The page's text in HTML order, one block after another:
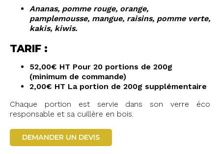
Ananas, pomme rouge, orange,
pamplemousse, mangue, raisins, pomme verte,
kakis, kiwis.
TARIF :
52,00€ HT Pour 20 portions de 200g
(minimum de commande)
2,00€ HT La portion de 200g supplémentaire
Chaque portion est servie dans son verre éco
responsable et sa cuillère en bois.
DEMANDER UN DEVIS